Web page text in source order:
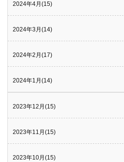
2024年4月(15)
2024年3月(14)
2024年2月(17)
2024年1月(14)
2023年12月(15)
2023年11月(15)
2023年10月(15)